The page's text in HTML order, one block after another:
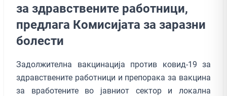
за здравствените работници,
предлага Комисијата за заразни
болести
Задолжителна вакцинација против ковид-19 за
здравствените работници и препорака за вакцина
за вработените во јавниот сектор и локална